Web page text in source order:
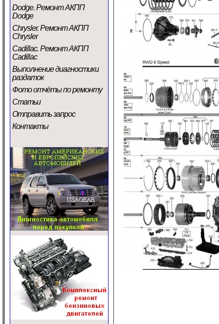
Dodge. Ремонт АКПП
Dodge
Chrysler. Ремонт АКПП
Chrysler
Cadillac. Ремонт АКПП
Cadillac
Выполнение диагностики
раздаток
Фото отчёты по ремонту
Статьи
Отправить запрос
Контакты